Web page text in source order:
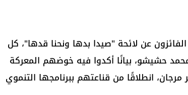
عن لائحة "صيدا بدها ونحنا قدها"، كل
حشيشو، بيانًا أكدوا فيه خوضهم المعركة
انطلاقًا من قناعتهم ببرنامجها التنموي